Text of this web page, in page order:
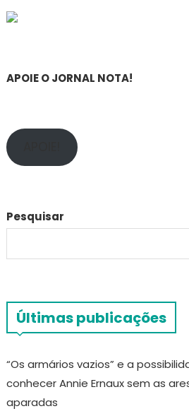
APOIE O JORNAL NOTA!
Pesquisar
Últimas publicações
“Os armários vazios” e a
conhecer Annie Ernaux sem as
aparadas